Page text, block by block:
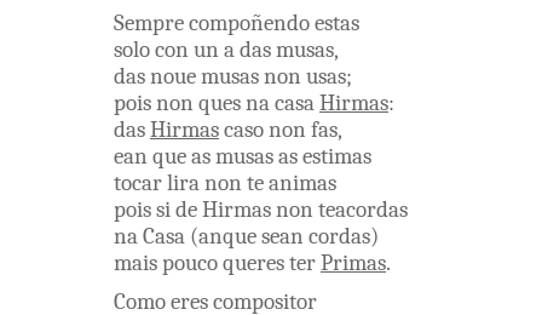
Semprecompoñendoestas
solocon un adasmusas,
dasnouemusasnon usas;
poisnon quesnacasaHirmas:
dasHirmascasonon fas,
ean queasmusasasestimas
tocarliranon teanimas
poissideHirmasnon teacordas
naCasa (anquesean cordas)
maispoucoqueresterPrimas.
Comoerescompositor